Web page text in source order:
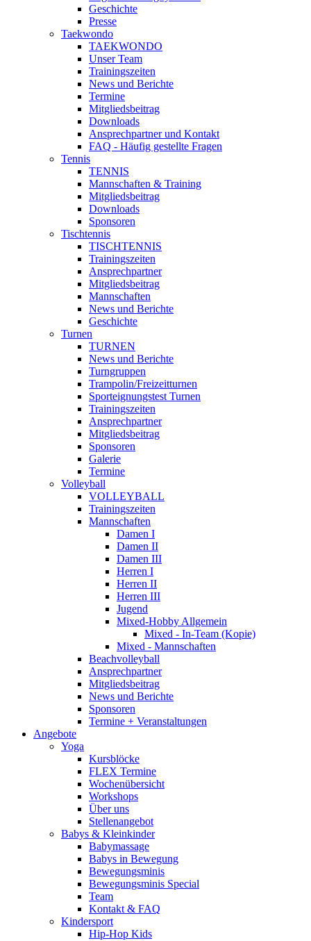
Geschichte
Presse
Taekwondo
TAEKWONDO
Unser Team
Trainingszeiten
News und Berichte
Termine
Mitgliedsbeitrag
Downloads
Ansprechpartner und Kontakt
FAQ - Häufig gestellte Fragen
Tennis
TENNIS
Mannschaften & Training
Mitgliedsbeitrag
Downloads
Sponsoren
Tischtennis
TISCHTENNIS
Trainingszeiten
Ansprechpartner
Mitgliedsbeitrag
Mannschaften
News und Berichte
Geschichte
Turnen
TURNEN
News und Berichte
Turngruppen
Trampolin/Freizeitturnen
Sporteignungstest Turnen
Trainingszeiten
Ansprechpartner
Mitgliedsbeitrag
Sponsoren
Galerie
Termine
Volleyball
VOLLEYBALL
Trainingszeiten
Mannschaften
Damen I
Damen II
Damen III
Herren I
Herren II
Herren III
Jugend
Mixed-Hobby Allgemein
Mixed - In-Team (Kopie)
Mixed - Mannschaften
Beachvolleyball
Ansprechpartner
Mitgliedsbeitrag
News und Berichte
Sponsoren
Termine + Veranstaltungen
Angebote
Yoga
Kursblöcke
FLEX Termine
Wochenübersicht
Workshops
Über uns
Stellenangebot
Babys & Kleinkinder
Babymassage
Babys in Bewegung
Bewegungsminis
Bewegungsminis Special
Team
Kontakt & FAQ
Kindersport
Hip-Hop Kids